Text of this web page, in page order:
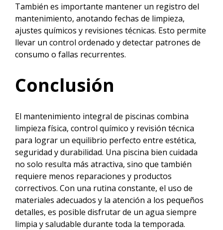
También es importante mantener un registro del
mantenimiento, anotando fechas de limpieza,
ajustes químicos y revisiones técnicas. Esto permite
llevar un control ordenado y detectar patrones de
consumo o fallas recurrentes.
Conclusión
El mantenimiento integral de piscinas combina
limpieza física, control químico y revisión técnica
para lograr un equilibrio perfecto entre estética,
seguridad y durabilidad. Una piscina bien cuidada
no solo resulta más atractiva, sino que también
requiere menos reparaciones y productos
correctivos. Con una rutina constante, el uso de
materiales adecuados y la atención a los pequeños
detalles, es posible disfrutar de un agua siempre
limpia y saludable durante toda la temporada.